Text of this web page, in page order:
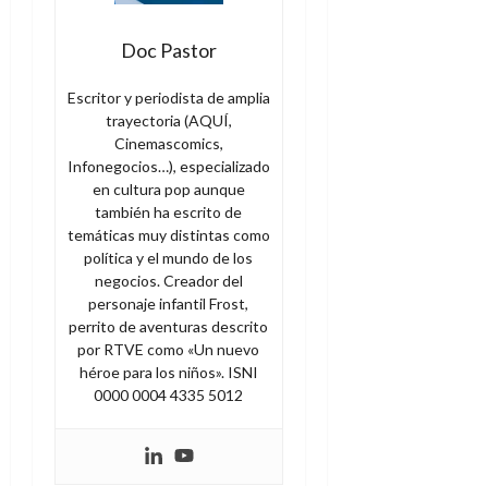
Doc Pastor
Escritor y periodista de amplia
trayectoria (AQUÍ,
Cinemascomics,
Infonegocios…), especializado
en cultura pop aunque
también ha escrito de
temáticas muy distintas como
política y el mundo de los
negocios. Creador del
personaje infantil Frost,
perrito de aventuras descrito
por RTVE como «Un nuevo
héroe para los niños». ISNI
0000 0004 4335 5012